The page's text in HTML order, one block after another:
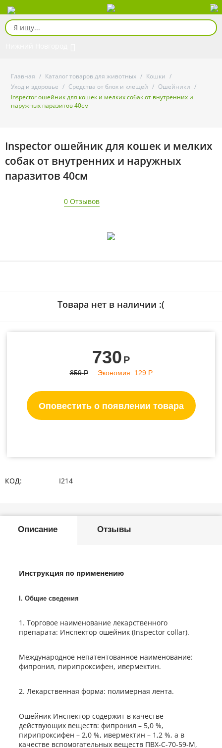
Главная / Каталог товаров для животных / Кошки /
Уход и здоровье / Средства от блох и клещей / Ошейники /
Inspector ошейник для кошек и мелких собак от внутренних и
наружных паразитов 40см
Inspector ошейник для кошек и мелких
собак от внутренних и наружных
паразитов 40см
0 Отзывов
Товара нет в наличии :(
730 Р
859 Р Экономия: 129 Р
Оповестить о появлении товара
КОД: I214
Описание Отзывы
Инструкция по применению
I. Общие сведения
1. Торговое наименование лекарственного
препарата: Инспектор ошейник (Inspector collar).
Международное непатентованное наименование:
фипронил, пирипроксифен, ивермектин.
2. Лекарственная форма: полимерная лента.
Ошейник Инспектор содержит в качестве
действующих веществ: фипронил – 5,0 %,
пирипроксифен – 2,0 %, ивермектин – 1,2 %, а в
качестве вспомогательных веществ ПВХ-С-70-59-М,